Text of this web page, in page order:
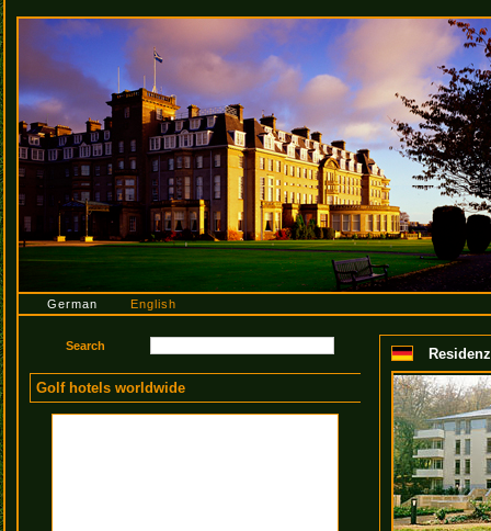
German English
Golf hotels worldwide
Residenz